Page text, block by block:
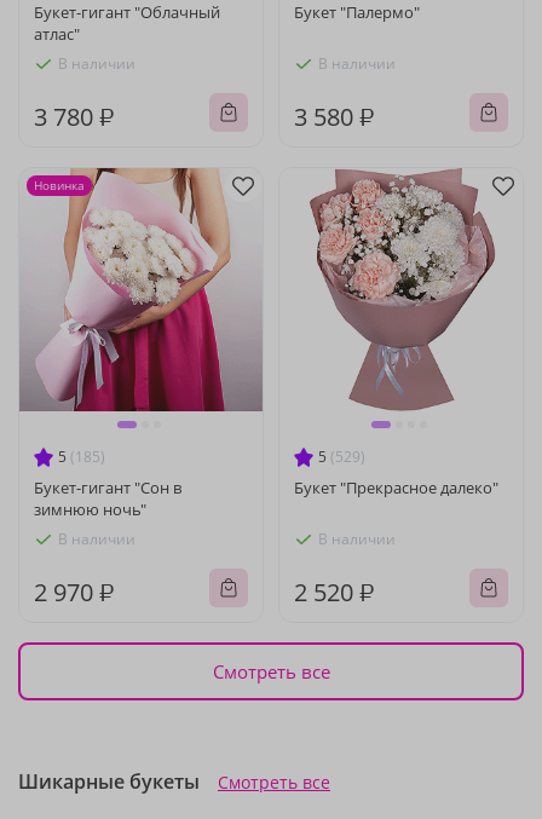
Букет-гигант "Облачный
атлас"
В наличии
3 780 ₽
Букет "Палермо"
В наличии
3 580 ₽
5 (185)
Букет-гигант "Сон в
зимнюю ночь"
В наличии
2 970 ₽
Новинка
5 (529)
Букет "Прекрасное далеко"
В наличии
2 520 ₽
Смотреть все
Шикарные букеты Смотреть все